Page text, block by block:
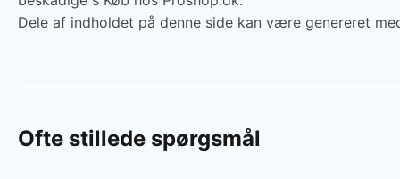
Dele af indholdet på denne side kan være genereret
Ofte stillede spørgsmål